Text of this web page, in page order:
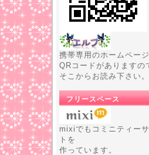
携帯専用のホームペー
QRコードがありますの
そこからお読み下さい。
フリースペース
mixiでもコミニティー
トを
作っています。